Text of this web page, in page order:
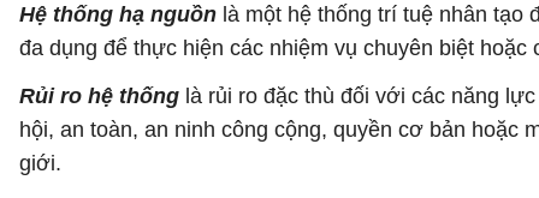
Hệ thống hạ nguồn là một hệ thống trí tuệ nhân
đa dụng để thực hiện các nhiệm vụ chuyên biệt hoặc
Rủi ro hệ thống là rủi ro đặc thù đối với các năng
hội, an toàn, an ninh công cộng, quyền cơ bản
giới.